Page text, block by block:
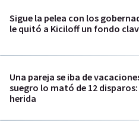
Sigue la pelea con los
le quitó a Kiciloff un fondo
Una pareja se iba de
suegro lo mató de 12
herida